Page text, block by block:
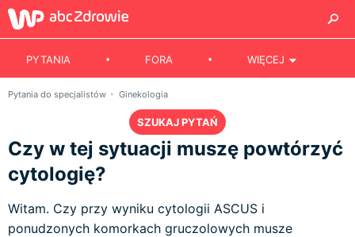
PYTANIA FORA WIĘCEJ
Pytania do specjalistów Ginekologia
SZUKAJ PYTAŃ
Czy w tej sytuacji muszę powtórzyć
cytologię?
Witam. Czy przy wyniku cytologii ASCUS i
ponudzonych komorkach gruczolowych musze